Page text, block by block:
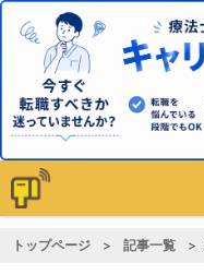
トップページ 記事一覧